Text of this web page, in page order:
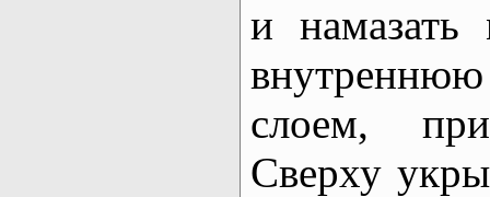
и
слоем,
Сверху